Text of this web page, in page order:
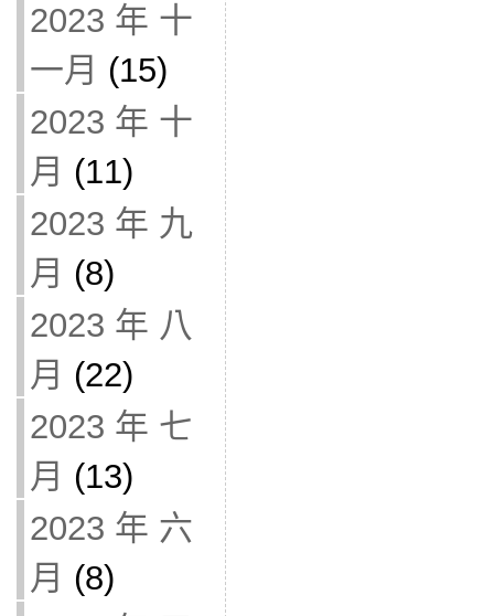
2023 年 十
一月 (15)
2023 年 十
月 (11)
2023 年 九
月 (8)
2023 年 八
月 (22)
2023 年 七
月 (13)
2023 年 六
月 (8)